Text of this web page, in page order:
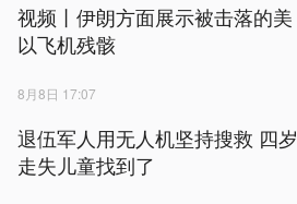
视频丨伊朗方面展示被击落的美
以飞机残骸
8月8日 17:07
退伍军人用无人机坚持搜救 四岁
走失儿童找到了